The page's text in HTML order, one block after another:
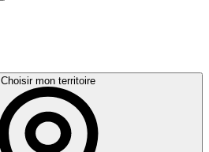
Choisir mon territoire